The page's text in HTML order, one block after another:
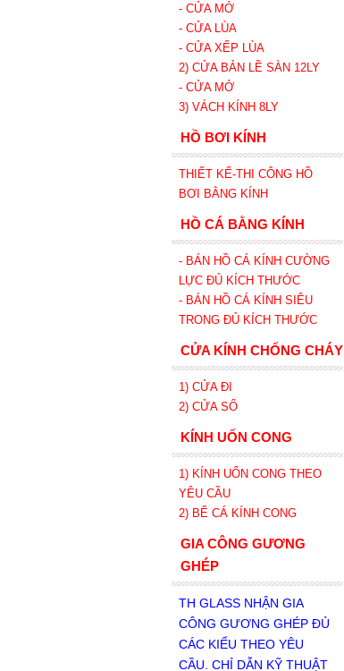
- CỬA MỞ
- CỬA LÙA
- CỬA XẾP LÙA
2) CỬA BẢN LỀ SÀN 12LY
- CỬA MỞ
3) VÁCH KÍNH 8LY
HỒ BƠI KÍNH
THIẾT KẾ-THI CÔNG HỒ
BƠI BẰNG KÍNH
HỒ CÁ BẰNG KÍNH
- BÁN HỒ CÁ KÍNH CƯỜNG
LỰC ĐỦ KÍCH THƯỚC
- BÁN HỒ CÁ KÍNH SIÊU
TRONG ĐỦ KÍCH THƯỚC
CỬA KÍNH CHỐNG CHÁY
1) CỬA ĐI
2) CỬA SỔ
KÍNH UỐN CONG
1) KÍNH UỐN CONG THEO
YÊU CẦU
2) BỂ CÁ KÍNH CONG
GIA CÔNG GƯƠNG
GHÉP
TH GLASS NHẬN GIA
CÔNG GƯƠNG GHÉP ĐỦ
CÁC KIỂU THEO YÊU
CẦU. CHỈ DẪN KỸ THUẬT